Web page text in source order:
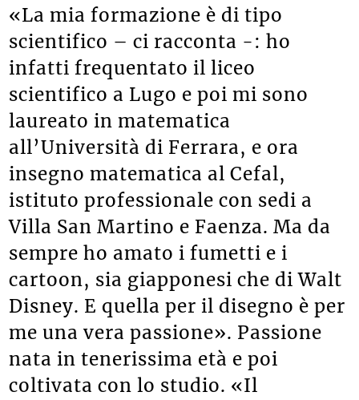
«La mia formazione è di tipo
scientifico – ci racconta -: ho
infatti frequentato il liceo
scientifico a Lugo e poi mi sono
laureato in matematica
all’Università di Ferrara, e ora
insegno matematica al Cefal,
istituto professionale con sedi a
Villa San Martino e Faenza. Ma da
sempre ho amato i fumetti e i
cartoon, sia giapponesi che di Walt
Disney. E quella per il disegno è per
me una vera passione». Passione
nata in tenerissima età e poi
coltivata con lo studio. «Il